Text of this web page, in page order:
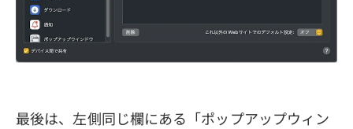
最後は、左側同じ欄にある「ポップアップウィン